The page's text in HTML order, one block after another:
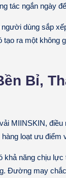
tác ngắn ngày
dùng sắp
ra một không
Bỉ,
MIINSKIN,
loạt ưu điểm
năng chịu lực
Đường may